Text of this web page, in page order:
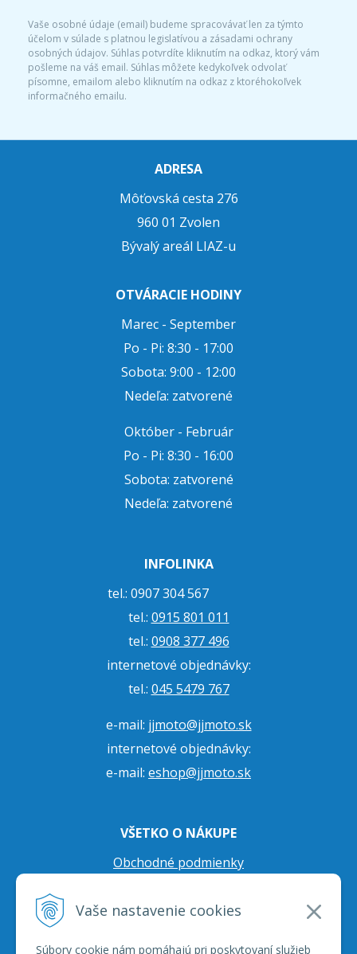
Vaše nastavenie cookies
Súbory cookie nám pomáhajú pri poskytovaní služieb
Vaše osobné údaje (email) budeme spracovávať len za týmto
účelom v súlade s platnou legislatívou a zásadami ochrany
osobných údajov. Súhlas potvrdíte kliknutím na odkaz, ktorý vám
pošleme na váš email. Súhlas môžete kedykoľvek odvolať
písomne, emailom alebo kliknutím na odkaz z ktoréhokoľvek
informačného emailu.
ADRESA
Môťovská cesta 276
960 01 Zvolen
Bývalý areál LIAZ-u
OTVÁRACIE HODINY
Marec - September
Po - Pi: 8:30 - 17:00
Sobota: 9:00 - 12:00
Nedeľa: zatvorené
Október - Február
Po - Pi: 8:30 - 16:00
Sobota: zatvorené
Nedeľa: zatvorené
INFOLINKA
tel.: 0907 304 567
tel.: 0915 801 011
tel.: 0908 377 496
internetové objednávky:
tel.: 045 5479 767
e-mail: jjmoto@jjmoto.sk
internetové objednávky:
e-mail: eshop@jjmoto.sk
VŠETKO O NÁKUPE
Obchodné podmienky
Prepravné podmienky